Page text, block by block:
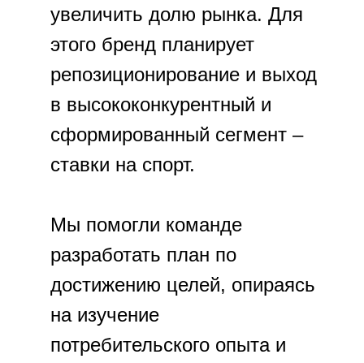
увеличить долю рынка. Для
этого бренд планирует
репозиционирование и выход
в высококонкурентный и
сформированный сегмент –
ставки на спорт.
Мы помогли команде
разработать план по
достижению целей, опираясь
на изучение
потребительского опыта и